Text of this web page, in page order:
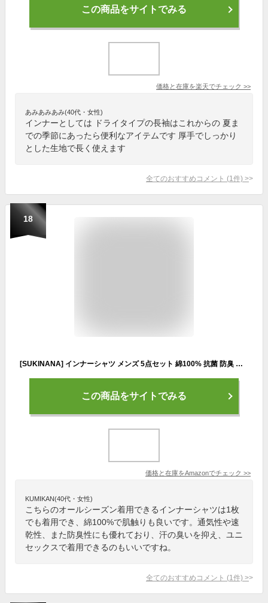
この商品をサイトでみる
価格と在庫を楽天でチェック >>
あみあみあみ(40代・女性)
インナーとしては ドライタイプの長袖はこれからの 夏ま
での季節にあったら便利なアイテムです 厚手でしっかり
とした生地で長く使えます
全てのおすすめコメント (1 件) >
18
[SUKINANA] インナーシャツ メンズ 5点セット 綿100% 抗菌 防臭 速乾 tシャツ 半袖 クルーネック 肌着 心地肌触り 無地 通気性 下着 シャツ 男女兼用 春 夏 秋 冬 (L, ミックスカラー)
この商品をサイトでみる
価格と在庫をAmazonでチェック >>
KUMIKAN(40代・女性)
こちらのオールシーズン着用できるインナーシャツは1枚
でも着用でき、綿100%で肌触りも良いです。通気性や速
乾性、また防臭性にも優れており、汗の臭いを抑え、ユニ
セックスで着用できるのもいいですね。
全てのおすすめコメント (1 件) >